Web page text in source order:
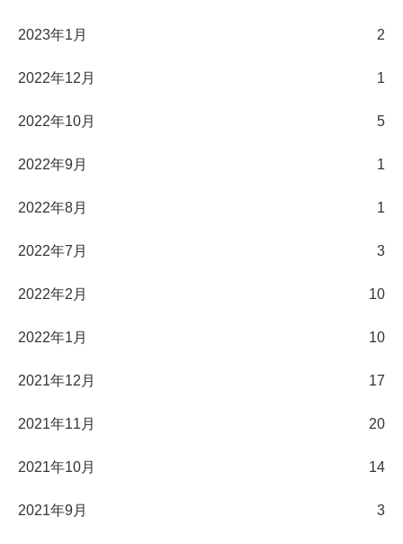
2023年1月 2
2022年12月 1
2022年10月 5
2022年9月 1
2022年8月 1
2022年7月 3
2022年2月 10
2022年1月 10
2021年12月 17
2021年11月 20
2021年10月 14
2021年9月 3